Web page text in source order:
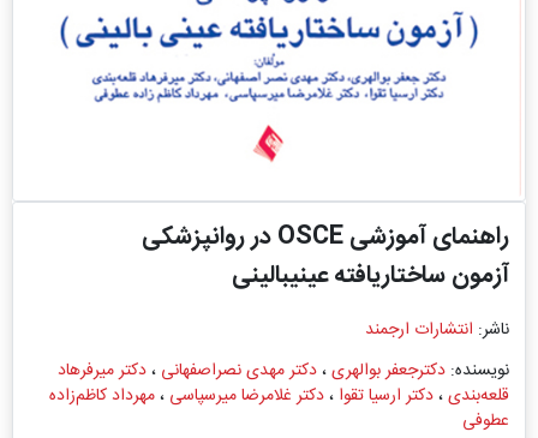
راهنمای آموزشی OSCE در روانپزشکی
آزمون ساختار‌یافته عینیبالینی
ناشر: انتشارات ارجمند
نویسنده: دکترجعفر بوالهری،دکتر مهدی نصراصفهانی ،دکتر میرفرهاد
قلعه‌بندی،دکتر ارسیا تقوا ،دکتر غلامرضا میرسپاسی ،مهرداد کاظم‌زاده
عطوفی